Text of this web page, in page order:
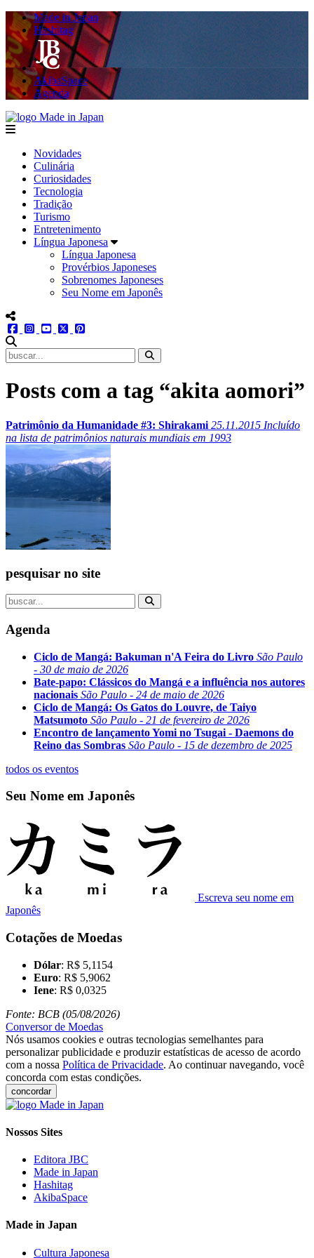
Made in Japan
Hashitag
AkibaSpace
Agenda
menu
Novidades
Culinária
Curiosidades
Tecnologia
Tradição
Turismo
Entretenimento
Língua Japonesa
Língua Japonesa
Provérbios Japoneses
Sobrenomes Japoneses
Seu Nome em Japonês
menu redes social
facebookinstagram
youtube
twitter
Posts com a tag “akita aomori”
Patrimônio da Humanidade #3: Shirakami 25.11.2015 Incluído
na lista de patrimônios naturais mundiais em 1993
pesquisar no site
Agenda
Ciclo de Mangá: Bakuman n'A Feira do Livro São Paulo
- 30 de maio de 2026
Bate-papo: Clássicos do Mangá e a influência nos autores
nacionais São Paulo - 24 de maio de 2026
Ciclo de Mangá: Os Gatos do Louvre, de Taiyo
Matsumoto São Paulo - 21 de fevereiro de 2026
Encontro de lançamento Yomi no Tsugai - Daemons do
Reino das Sombras São Paulo - 15 de dezembro de 2025
todos os eventos
Seu Nome em Japonês
Escreva seu nome em
Japonês
Cotações de Moedas
Dólar: R$ 5,1154
Euro: R$ 5,9062
Iene: R$ 0,0325
Fonte: BCB (05/08/2026)
Conversor de Moedas
Nós usamos cookies e outras tecnologias semelhantes para
personalizar publicidade e produzir estatísticas de acesso de acordo
com a nossa Política de Privacidade. Ao continuar navegando, você
concorda com estas condições.
concordar
Nossos Sites
Editora JBC
Made in Japan
Hashitag
AkibaSpace
Made in Japan
Cultura Japonesa